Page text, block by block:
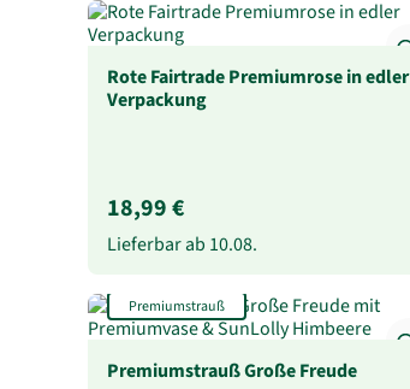
Rote Fairtrade Premiumrose in edler
Verpackung
18,99 €
Lieferbar ab 10.08.
Premiumstrauß
Premiumstrauß Große Freude